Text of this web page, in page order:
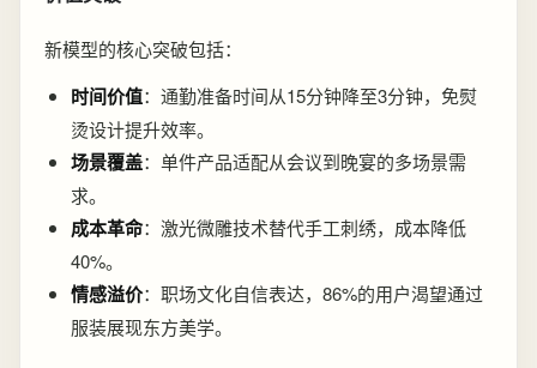
新模型的核心突破包括：
时间价值：通勤准备时间从15分钟降至3分钟，免熨
烫设计提升效率。
场景覆盖：单件产品适配从会议到晚宴的多场景需
求。
成本革命：激光微雕技术替代手工刺绣，成本降低
40%。
情感溢价：职场文化自信表达，86%的用户渴望通过
服装展现东方美学。